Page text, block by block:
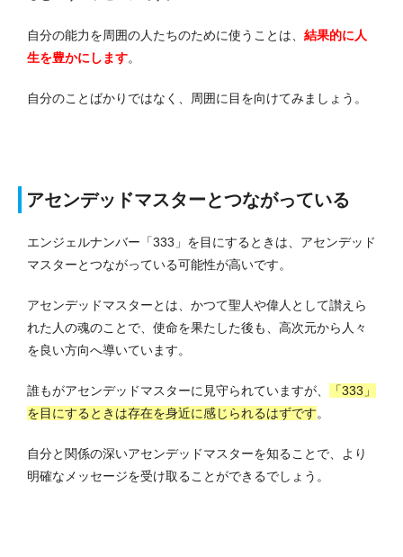
自分の能力を周囲の人たちのために使うことは、 結果的に 人
生を豊かにします。
自分のことばかりではなく、周囲に目を向けてみましょう。
アセンデッドマスターとつながっている
エンジェルナンバー「333」を目にするときは、アセンデッド
マスターとつながっている可能性が高いです。
アセンデッドマスターとは、かつて聖人や偉人として讃えら
れた人の魂のことで、使命を果たした後も、高次元から人々
を良い方向へ導いています。
誰もがアセンデッドマスターに見守られていますが、
「333」
を目にするときは存在を身近に感じられるはずです。
自分と関係の深いアセンデッドマスターを知ることで、より
明確なメッセージを受け取ることができるでしょう。